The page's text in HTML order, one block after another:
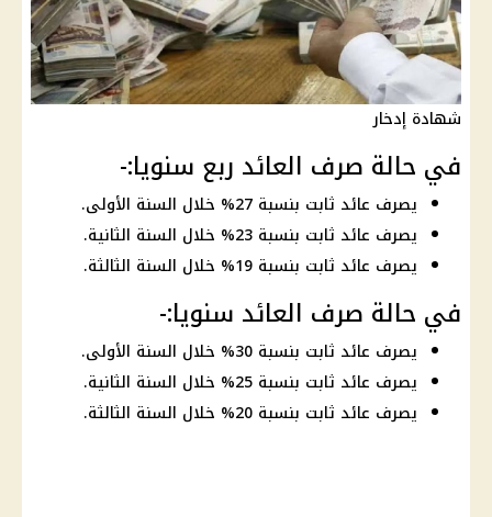
شهادة إدخار
في حالة صرف العائد ربع سنويا:-
يصرف عائد ثابت بنسبة 27% خلال السنة الأولى.
يصرف عائد ثابت بنسبة 23% خلال السنة الثانية.
يصرف عائد ثابت بنسبة 19% خلال السنة الثالثة.
في حالة صرف العائد سنويا:-
يصرف عائد ثابت بنسبة 30% خلال السنة الأولى.
يصرف عائد ثابت بنسبة 25% خلال السنة الثانية.
يصرف عائد ثابت بنسبة 20% خلال السنة الثالثة.